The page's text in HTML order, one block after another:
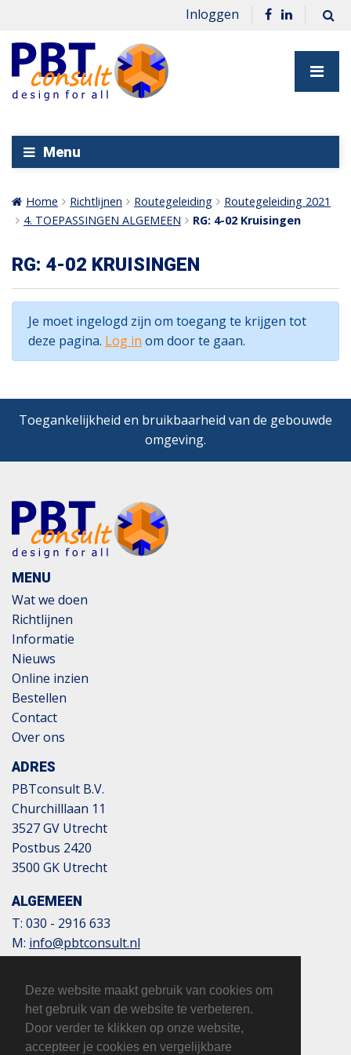
Deze website maakt gebruik van cookies om
het gebruik van de website te verbeteren.
Door verder te klikken op onze website,
accepteer je cookies en vergelijkbare
Inloggen
Menu
Home Richtlijnen Routegeleiding
Routegeleiding 2021
4. TOEPASSINGEN ALGEMEEN
RG: 4-02 Kruisingen
RG: 4-02 KRUISINGEN
Je moet ingelogd zijn om toegang te krijgen tot
deze pagina. Log in om door te gaan.
Toegankelijkheid en bruikbaarheid van de gebouwde
omgeving.
MENU
Wat we doen
Richtlijnen
Informatie
Nieuws
Online inzien
Bestellen
Contact
Over ons
ADRES
PBTconsult B.V.
Churchilllaan 11
3527 GV Utrecht
Postbus 2420
3500 GK Utrecht
ALGEMEEN
T: 030 - 2916 633
M: info@pbtconsult.nl
BTW: 817124305B01
KvK: 32110854